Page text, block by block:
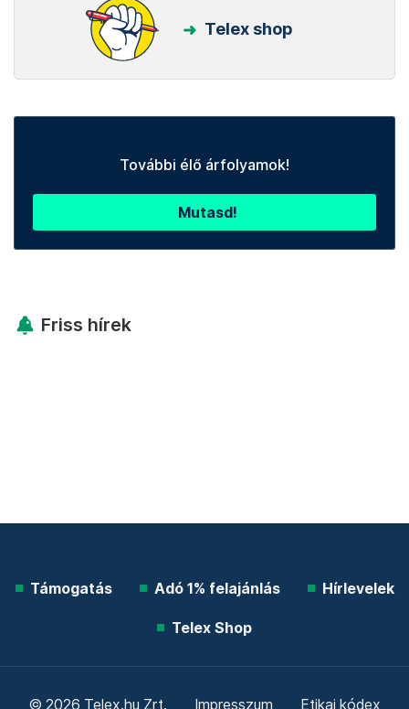
Telex shop
További élő árfolyamok!
Mutasd!
Friss hírek
Támogatás Adó 1% felajánlás Hírlevelek
Telex Shop
© 2026 Telex.hu Zrt. Impresszum Etikai kódex